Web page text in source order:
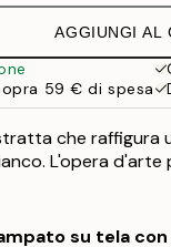
AGGIUNGI AL
59 € di spesa
che raffigura
L'opera
su tela